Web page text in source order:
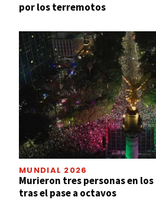
por los terremotos
MUNDIAL 2026
Murieron tres personas en
tras el pase a octavos